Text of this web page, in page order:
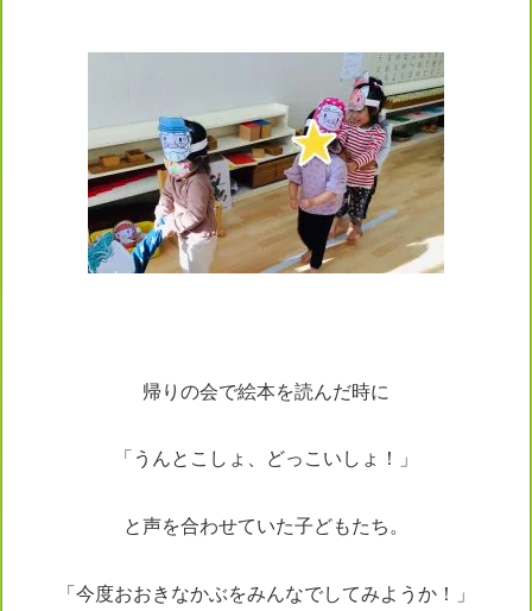
帰りの会で絵本を読んだ時に
「うんとこしょ、どっこいしょ！」
と声を合わせていた子どもたち。
「今度おおきなかぶをみんなでしてみようか！」